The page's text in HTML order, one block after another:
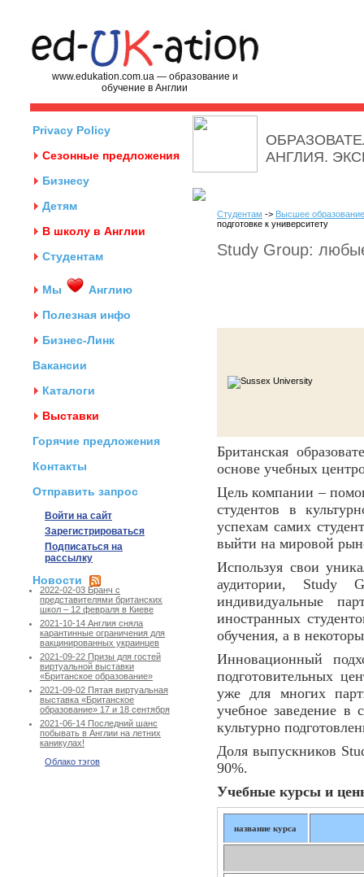
www.edukation.com.ua — образование и
обучение в Англии
Privacy Policy
Сезонные предложения
Бизнесу
Детям
В школу в Англии
Студентам
Мы
Англию
Полезная инфо
Бизнес-Линк
Вакансии
Каталоги
Выставки
Горячие предложения
Контакты
Отправить запрос
Войти на сайт
Зарегистрироваться
Подписаться на
рассылку
Новости
2022-02-03 Бранч с
представителями британских
школ – 12 февраля в Киеве
2021-10-14 Англия сняла
карантинные ограничения для
вакцинированных украинцев
2021-09-22 Призы для гостей
виртуальной выставки
«Британское образование»
2021-09-02 Пятая виртуальная
выставка «Британское
образование» 17 и 18 сентября
2021-06-14 Последний шанс
побывать в Англии на летних
каникулах!
Облако тэгов
АНГЛИЯ.
Студентам -> Высшее
подготовке к университету
Study Group:
Британская
основе учебных
Цель компании –
студентов в
успехам самих
выйти на мировой
Используя свои
аудитории, Study
индивидуальные
иностранных
обучения, а в
Инновационный
подготовительных
уже для многих
учебное заведение в
культурно
Доля выпускников
90%.
Учебные курсы и
название курса